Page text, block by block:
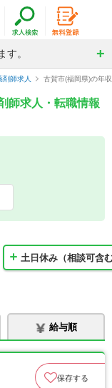
。
剤師求人 古賀市(福岡県)の年
師求人・転職情報
土日休み（相談可含
給与順
保存する